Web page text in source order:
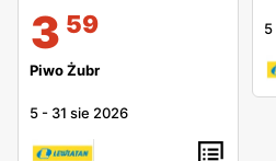
3 59
Piwo Żubr
5 - 31 sie 2026
5